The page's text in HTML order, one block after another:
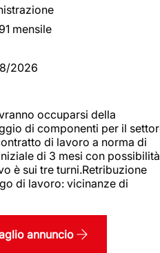
mensile
2026
occuparsi della
di componenti per il
di lavoro a norma di
di 3 mesi con possibilità
è sui tre turni.Retribuzione
di lavoro: vicinanze di
annuncio